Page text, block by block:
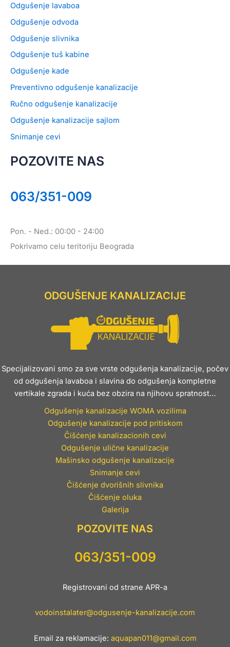
Odgušenje lavaboa
Odgušenje odvoda
Odgušenje slivnika
Odgušenje tuš kabine
Odgušenje kade
Preventivno odgušenje kanalizacije
Ručno odgušenje kanalizacije
Odgušenje kanalizacije sajlom
Snimanje cevi
POZOVITE NAS
063/351-009
Pon. - Ned.: 00:00 - 24:00
Pokrivamo celu teritoriju Beograda
ODGUŠENJE KANALIZACIJE
Specijalizovani smo za sve vrste odgušenja kanalizacije, počev
od odgušenja lavaboa i slavina do odgušenja kompletne
vertikale zgrada i kuća bez obzira na njihovu spratnost…
Odgušenje kanalizacije WOMA vozilima
Odgušenje kanalizacije pod pritiskom
Čišćenje kanalizacionih cevi
Odgušenje ulične kanalizacije
Mašinsko odgušenje kanalizacije
Snimanje cevi
Čišćenje dvorišnih slivnika
Čišćenje oluka
Galerija
POZOVITE NAS
063/351-009
Registrovani od strane APR-a
vodoinstalater@odgusenje-kanalizacije.com
Email za reklamacije: aquapan011@gmail.com